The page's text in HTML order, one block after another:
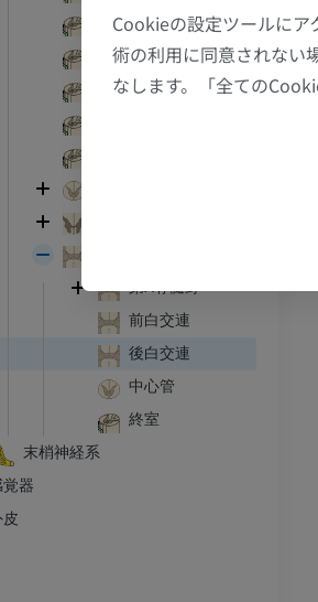
頸髄
胸髄
腰髄
前白交連
後白交連
中心管
終室
末梢神経系
覚器
下肢MRI
MRI
プレミアム
下肢X線
X線画像
下肢
イラストレーション
プレミアム
足根および足部のCT
プレミアム
Cookieの設定ツールにア
術の利用に同意されない
なします。「全ての